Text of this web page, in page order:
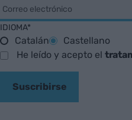
IDIOMA*
Catalán
Castellano
He leído y acepto el
Suscribirse